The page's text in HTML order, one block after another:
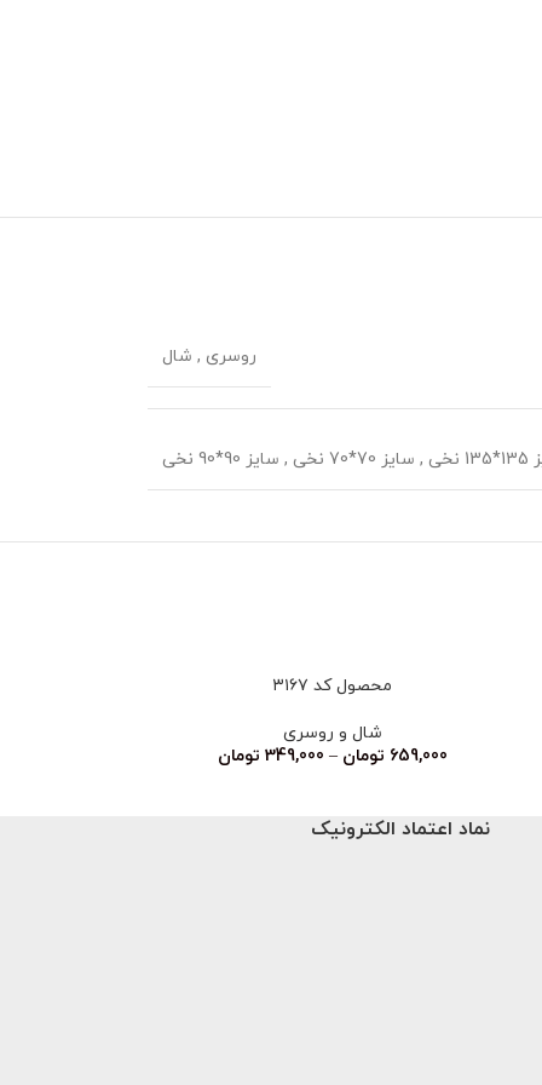
روسری , شال
, سایز 70*70 نخی , سایز 90*90 نخی
محصول کد ۳۱۶۷
شال و روسری
659,000 تومان –
349,000 تومان
نماد اعتماد الکترونیک